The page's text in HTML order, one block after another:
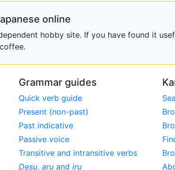
online
hobby site. If you have found it
Grammar guides
Quick verb guide
Present (non-past)
Past indicative
Passive voice
Transitive and intransitive verbs
Desu, aruand iru